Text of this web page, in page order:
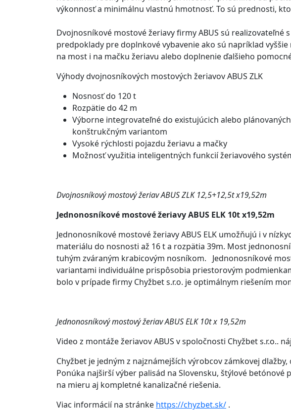
výkonnosť a minimálnu vlastnú hmotnosť. To sú prednosti,
Dvojnosníkové mostové žeriavy firmy ABUS sú realizovateľné
predpoklady pre doplnkové vybavenie ako sú napríklad
na most i na mačku žeriavu alebo doplnenie ďalšieho
Výhody dvojnosníkových mostových žeriavov ABUS ZLK
Nosnosť do 120 t
Rozpätie do 42 m
Výborne integrovateľné do existujúcich alebo
konštrukčným variantom
Vysoké rýchlosti pojazdu žeriavu a mačky
Možnosť využitia inteligentných funkcií žeriavového
Dvojnosníkový mostový žeriav ABUS ZLK 12,5+12,5t x19,52m
Jednonosníkové mostové žeriavy ABUS ELK 10t x19,52m
Jednonosníkové mostové žeriavy ABUS ELK umožňujú i v
materiálu do nosnosti až 16 t a rozpätia 39m. Most
tuhým zváraným krabicovým nosníkom. Jednonosníkové
variantami individuálne prispôsobia priestorovým
bolo v prípade firmy Chyžbet s.r.o. je optimálnym riešením
Jednonosníkový mostový žeriav ABUS ELK 10t x 19,52m
Video z montáže žeriavov ABUS v spoločnosti Chyžbet s.r.o..
Chyžbet je jedným z najznámejších výrobcov zámkovej
Ponúka najširší výber palisád na Slovensku, štýlové
na mieru aj kompletné kanalizačné riešenia.
Viac informácií na stránke https://chyzbet.sk/ .